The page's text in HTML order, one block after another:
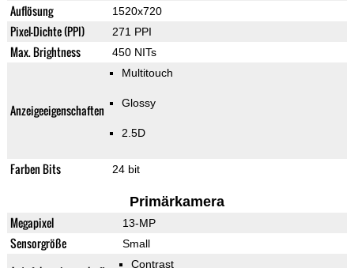
Auflösung 1520x720
Pixel-Dichte (PPI) 271 PPI
Max. Brightness 450 NITs
Anzeigeeigenschaften
Multitouch
Glossy
2.5D
Farben Bits 24 bit
Primärkamera
Megapixel 13-MP
Sensorgröße Small
Contrast